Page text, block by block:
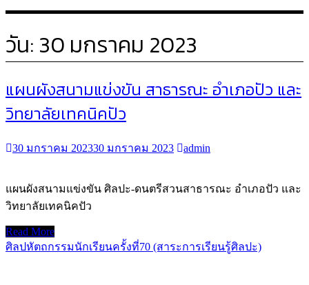
วัน: 30 มกราคม 2023
แผนผังสนามแข่งขัน สาธารณะ อำเภอปัว และ
วิทยาลัยเทคนิคปัว
30 มกราคม 202330 มกราคม 2023 admin
แผนผังสนามแข่งขัน ศิลปะ-ดนตรีสวนสาธารณะ อำเภอปัว และ
วิทยาลัยเทคนิคปัว
Read More
ศิลปหัตถกรรมนักเรียนครั้งที่70 (สาระการเรียนรู้ศิลปะ)